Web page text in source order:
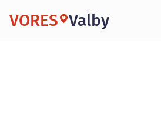
VORES Valby